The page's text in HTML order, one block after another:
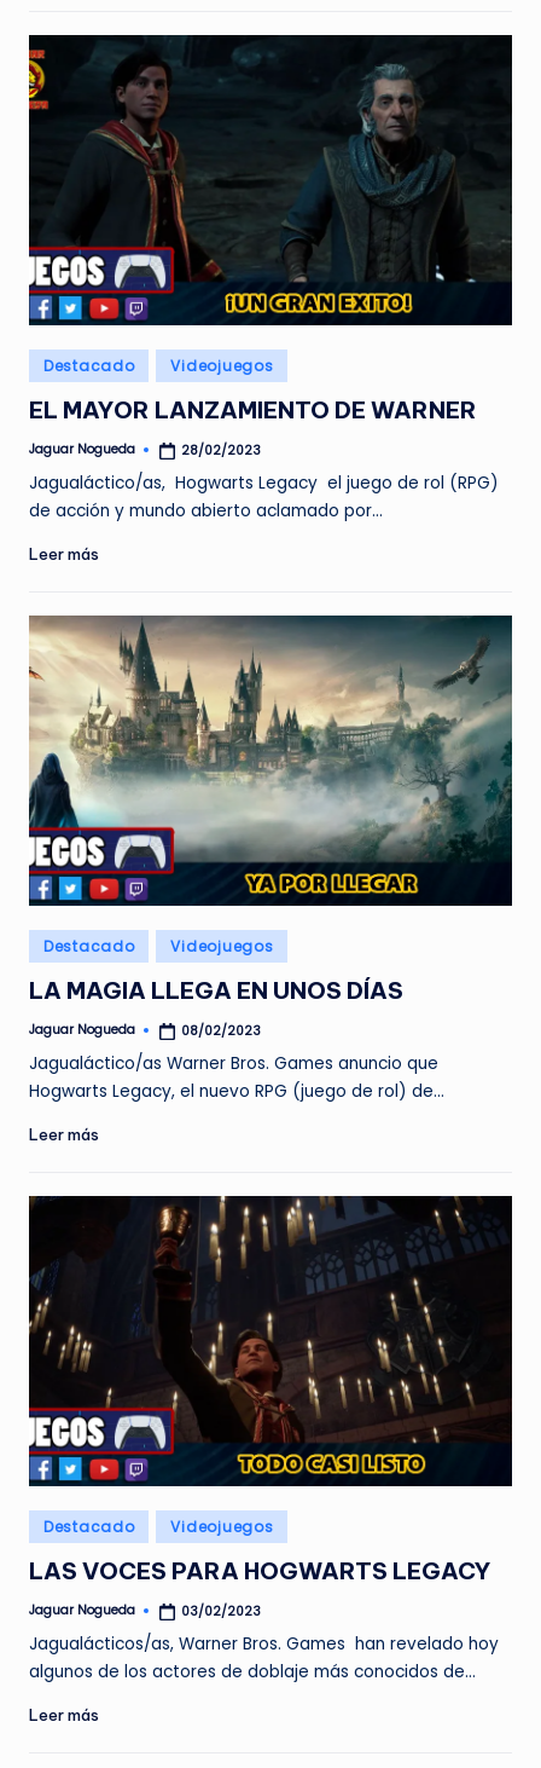
Publicado
en
Destacado Videojuegos
EL MAYOR LANZAMIENTO DE WARNER
Publicado
Jaguar Nogueda 28/02/2023
Jagualáctico/as, Hogwarts Legacy el juego de rol (RPG)
de acción y mundo abierto aclamado por…
Leer más
Publicado
en
Destacado Videojuegos
LA MAGIA LLEGA EN UNOS DÍAS
Publicado
Jaguar Nogueda 08/02/2023
Jagualáctico/as Warner Bros. Games anuncio que
Hogwarts Legacy, el nuevo RPG (juego de rol) de…
Leer más
Publicado
en
Destacado Videojuegos
LAS VOCES PARA HOGWARTS LEGACY
Publicado
Jaguar Nogueda 03/02/2023
Jagualácticos/as, Warner Bros. Games han revelado hoy
algunos de los actores de doblaje más conocidos de…
Leer más